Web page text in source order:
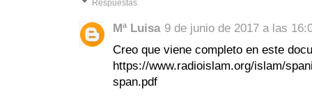
Respuestas
Mª Luisa 9 de junio de 2017 a las
Creo que viene completo en este
https://www.radioislam.org/islam/
span.pdf